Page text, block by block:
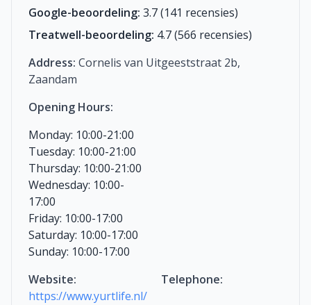
Google-beoordeling: 3.7 (141 recensies)
Treatwell-beoordeling: 4.7 (566 recensies)
Address: Cornelis van Uitgeeststraat 2b,
Zaandam
Opening Hours:
Monday: 10:00-21:00
Tuesday: 10:00-21:00
Thursday: 10:00-21:00
Wednesday: 10:00-
17:00
Friday: 10:00-17:00
Saturday: 10:00-17:00
Sunday: 10:00-17:00
Website:
https://www.yurtlife.nl/
Telephone: